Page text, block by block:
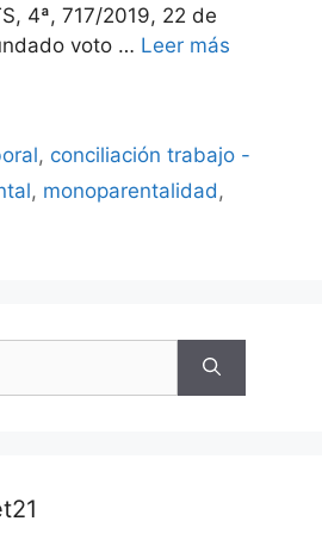
4ª, 717/2019, 22 de
voto … Leer más
, conciliación trabajo -
, monoparentalidad ,